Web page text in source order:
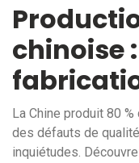
chinoise
La Chine produit 80
des défauts de
inquiétudes.